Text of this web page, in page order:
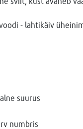
- lahtikäiv
suurus
numbris